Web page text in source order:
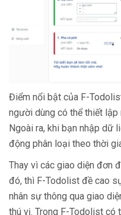
Điểm nổi bật của F-
người dùng có thể thiết
Ngoài ra, khi bạn nhập dữ
động phân loại theo thời
Thay vì các giao diện đơn
đó, thì F-Todolist đề cao
nhân sự thông qua giao
thú vị. Trong F-Todolist có